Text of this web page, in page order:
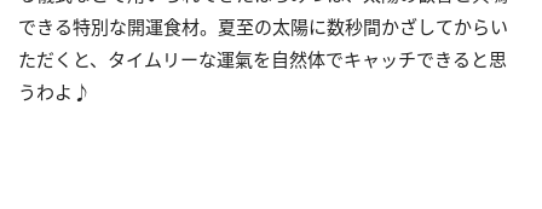
できる特別な開運食材。夏至の太陽に数秒間かざしてからい
ただくと、タイムリーな運氣を自然体でキャッチできると思
うわよ♪